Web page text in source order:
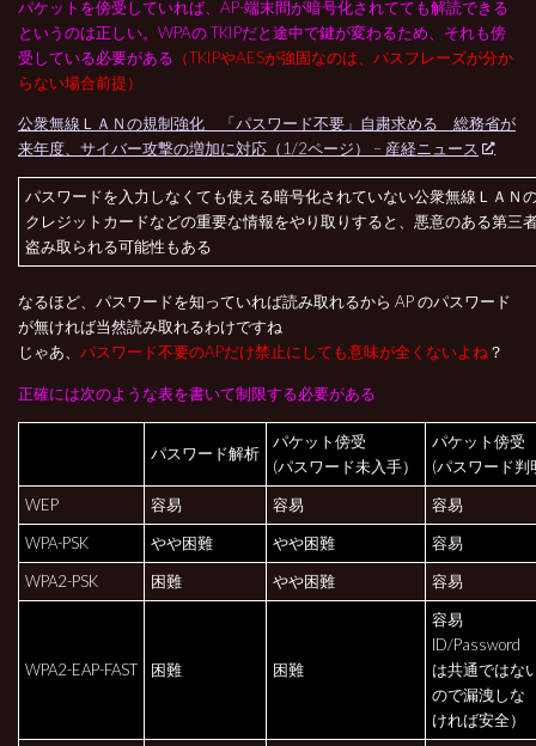
パケットを傍受していれば、AP-端末間が暗号化されてても解読できる
というのは正しい。WPAの TKIPだと途中で鍵が変わるため、それも傍
受している必要がある （TKIPやAESが強固なのは、パスフレーズが分か
らない場合前提）
公衆無線ＬＡＮの規制強化 「パスワード不要」自粛求める 総務省が
来年度、サイバー攻撃の増加に対応（1/2ページ） – 産経ニュース
パスワードを入力しなくても使える暗号化されていない公衆無線ＬＡＮ
クレジットカードなどの重要な情報をやり取りすると、悪意のある第三
盗み取られる可能性もある
なるほど、パスワードを知っていれば読み取れるから AP のパスワード
が無ければ当然読み取れるわけですね
じゃあ、 パスワード不要のAPだけ禁止にしても意味が全くないよね？
正確には次のような表を書いて制限する必要がある
パスワード解析
パケット傍受
(パスワード未入手）
パケット傍受
(パスワード判
WEP
容易 容易
容易
WPA-PSK
やや困難 やや困難
容易
WPA2-PSK
困難 やや困難 容易
WPA2-EAP-FAST 困難 困難
容易
ID/Password
は共通ではな
ので漏洩しな
ければ安全）